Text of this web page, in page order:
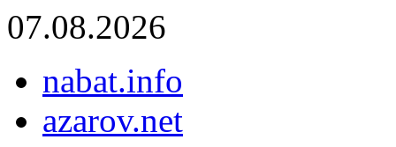
07.08.2026
nabat.info
azarov.net